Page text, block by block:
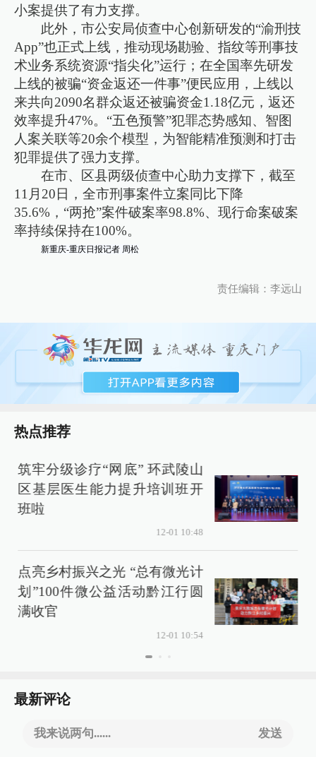
小案提供了有力支撑。
此外，市公安局侦查中心创新研发的“渝刑技
App”也正式上线，推动现场勘验、指纹等刑事技
术业务系统资源“指尖化”运行；在全国率先研发
上线的被骗“资金返还一件事”便民应用，上线以
来共向2090名群众返还被骗资金1.18亿元，返还
效率提升47%。“五色预警”犯罪态势感知、智图
人案关联等20余个模型，为智能精准预测和打击
犯罪提供了强力支撑。
在市、区县两级侦查中心助力支撑下，截至
11月20日，全市刑事案件立案同比下降
35.6%，“两抢”案件破案率98.8%、现行命案破案
率持续保持在100%。
新重庆-重庆日报记者 周松
责任编辑：李远山
热点推荐
筑牢分级诊疗“网底” 环武陵山
区基层医生能力提升培训班开
班啦
12-01 10:48
点亮乡村振兴之光 “总有微光计
划”100件微公益活动黔江行圆
满收官
12-01 10:54
最新评论
我来说两句...... 发送